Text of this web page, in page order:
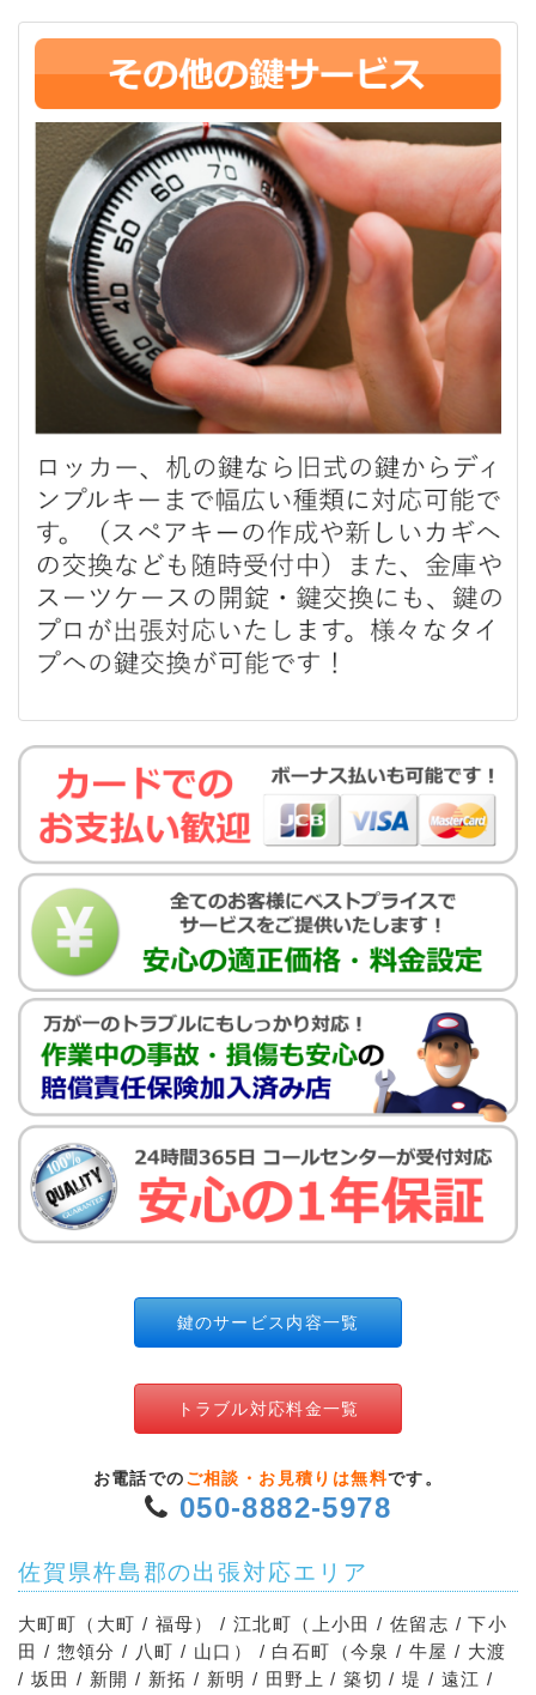
鍵のサービス内容一覧
トラブル対応料金一覧
お電話での ご相談・お見積りは無料です。
050-8882-5978
佐賀県杵島郡の出張対応エリア
大町町（大町 / 福母） / 江北町（上小田 / 佐留志 / 下小
田 / 惣領分 / 八町 / 山口） / 白石町（今泉 / 牛屋 / 大渡
/ 坂田 / 新開 / 新拓 / 新明 / 田野上 / 築切 / 堤 / 遠江 /